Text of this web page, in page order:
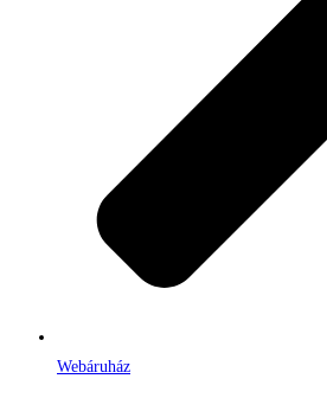
Webáruház